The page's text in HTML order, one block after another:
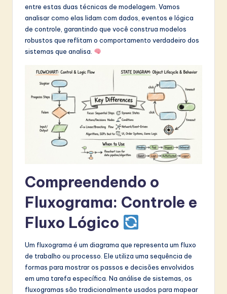
in
A
o
entre estas duas técnicas de modelagem. Vamos
analisar como elas lidam com dados, eventos e lógica
de controle, garantindo que você construa modelos
robustos que reflitam o comportamento verdadeiro dos
sistemas que analisa.
Compreendendo o
Fluxograma: Controle e
Fluxo Lógico
Um fluxograma é um diagrama que representa um fluxo
de trabalho ou processo. Ele utiliza uma sequência de
formas para mostrar os passos e decisões envolvidos
em uma tarefa específica. Na análise de sistemas, os
fluxogramas são tradicionalmente usados para mapear